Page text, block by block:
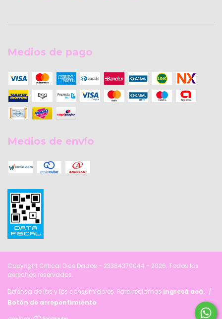
Medios de pago
Medios de envío
Copyright Critical Dice Dados - 23384379044 - 2026. Todos los
derechos reservados.
Defensa de las y los consumidores. Para reclamos ingresá acá. /
Botón de arrepentimiento